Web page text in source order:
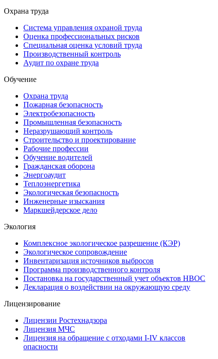
Охрана труда
Система управления охраной труда
Оценка профессиональных рисков
Специальная оценка условий труда
Производственный контроль
Аудит по охране труда
Обучение
Охрана труда
Пожарная безопасность
Электробезопасность
Промышленная безопасность
Неразрушающий контроль
Строительство и проектирование
Рабочие профессии
Обучение водителей
Гражданская оборона
Энергоаудит
Теплоэнергетика
Экологическая безопасность
Инженерные изыскания
Маркшейдерское дело
Экология
Комплексное экологическое разрешение (КЭР)
Экологическое сопровождение
Инвентаризация источников выбросов
Программа производственного контроля
Постановка на государственный учет объектов НВОС
Декларация о воздействии на окружающую среду
Лицензирование
Лицензии Ростехнадзора
Лицензия МЧС
Лицензия на обращение с отходами I-IV классов
опасности